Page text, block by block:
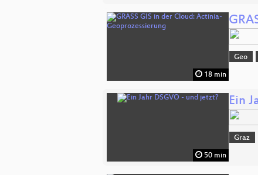
18 min
Geo
50 min
Ein
Graz